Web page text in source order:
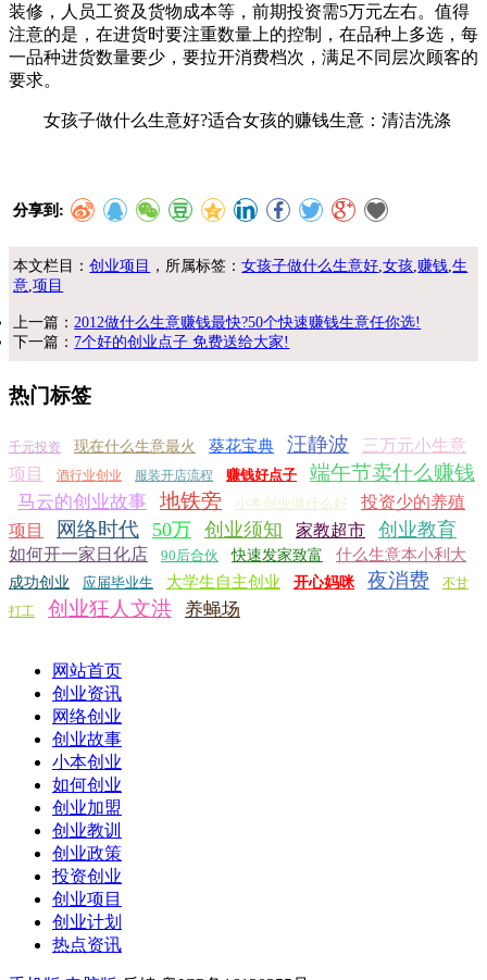
装修，人员工资及货物成本等，前期投资需5万元左右。值得
注意的是，在进货时要注重数量上的控制，在品种上多选，每
一品种进货数量要少，要拉开消费档次，满足不同层次顾客的
要求。
女孩子做什么生意好?适合女孩的赚钱生意：清洁洗涤
分享到:
本文栏目：创业项目 ，所属标签：女孩子做什么生意好 ,女孩 ,赚钱 ,生
意 ,项目
上一篇： 2012做什么生意赚钱最快?50个快速赚钱生意任你选!
下一篇： 7个好的创业点子 免费送给大家!
热门标签
千元投资 现在什么生意最火 葵花宝典 汪静波
三万元小生意
项目
酒行业创业 服装开店流程 赚钱好点子 端午节卖什么赚钱
马云的创业故事 地铁旁 小本创业做什么好
投资少的养殖
项目
网络时代 50万 创业须知 家教超市 创业教育
如何开一家日化店 90后合伙 快速发家致富 什么生意本小利大
成功创业 应届毕业生 大学生自主创业 开心妈咪 夜消费
不甘
打工
创业狂人文洪 养蝇场
网站首页
创业资讯
网络创业
创业故事
小本创业
如何创业
创业加盟
创业教训
创业政策
投资创业
创业项目
创业计划
热点资讯